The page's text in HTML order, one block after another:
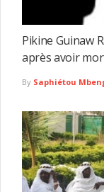
Pikine Guinaw
après avoir
By Saphiétou